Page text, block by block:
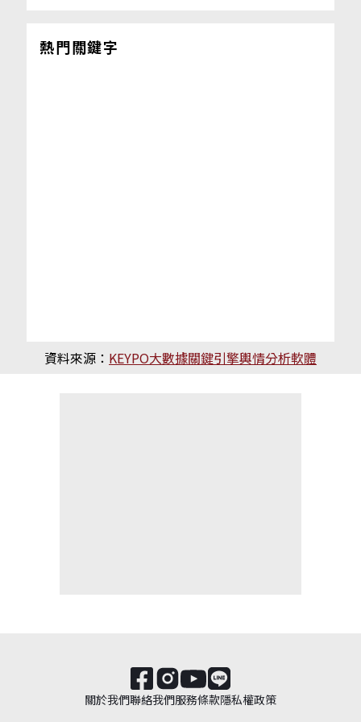
熱門關鍵字
資料來源： KEYPO大數據關鍵引擎輿情分析軟體
關於我們聯絡我們服務條款隱私權政策